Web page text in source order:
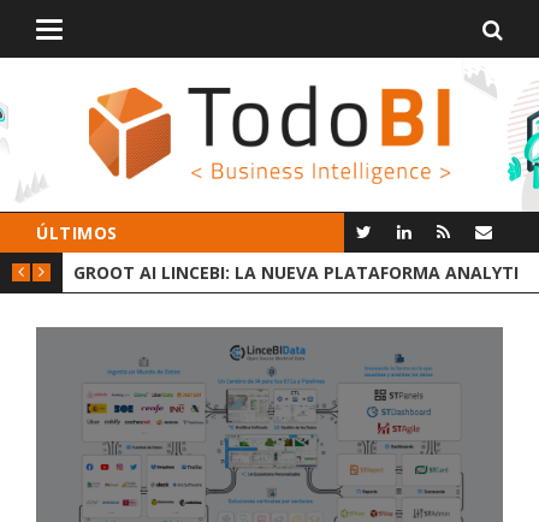
Alternar
ÚLTIMOS
GROOT AI LINCEBI: LA NUEVA PLATAFORMA